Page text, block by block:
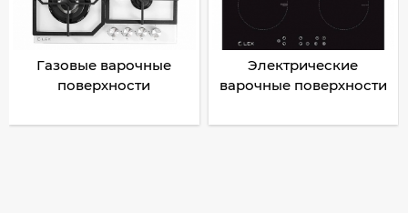
Газовые варочные
поверхности
Электрические
варочные поверхности